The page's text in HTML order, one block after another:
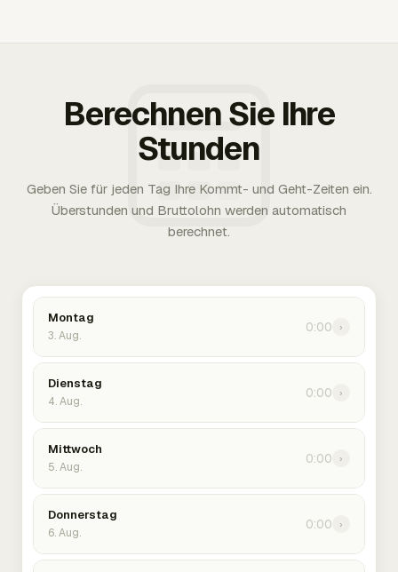
Berechnen Sie Ihre
Stunden
Geben Sie für jeden Tag Ihre Kommt- und Geht-Zeiten ein.
Überstunden und Bruttolohn werden automatisch
berechnet.
Montag
3. Aug.
0:00 ›
Dienstag
4. Aug.
0:00 ›
Mittwoch
5. Aug.
0:00 ›
Donnerstag
6. Aug.
0:00 ›